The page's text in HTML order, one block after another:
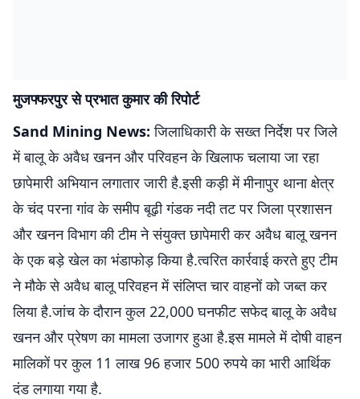
मुजफ्फरपुर से प्रभात कुमार की रिपोर्ट
Sand Mining News: जिलाधिकारी के सख्त निर्देश पर जिले
में बालू के अवैध खनन और परिवहन के खिलाफ चलाया जा रहा
छापेमारी अभियान लगातार जारी है.इसी कड़ी में मीनापुर थाना क्षेत्र
के चंद परना गांव के समीप बूढ़ी गंडक नदी तट पर जिला प्रशासन
और खनन विभाग की टीम ने संयुक्त छापेमारी कर अवैध बालू खनन
के एक बड़े खेल का भंडाफोड़ किया है.त्वरित कार्रवाई करते हुए टीम
ने मौके से अवैध बालू परिवहन में संलिप्त चार वाहनों को जब्त कर
लिया है.जांच के दौरान कुल 22,000 घनफीट सफेद बालू के अवैध
खनन और प्रेषण का मामला उजागर हुआ है.इस मामले में दोषी वाहन
मालिकों पर कुल 11 लाख 96 हजार 500 रुपये का भारी आर्थिक
दंड लगाया गया है.